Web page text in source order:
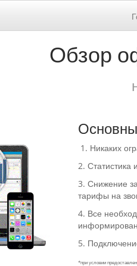
Обзор
1. Никаких
2. Статистика
3. Снижение
тарифы на
4. Все
5.
*при условии